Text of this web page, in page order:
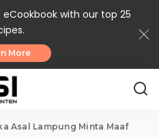
with our top 25
More
Asal Lampung Minta Maaf